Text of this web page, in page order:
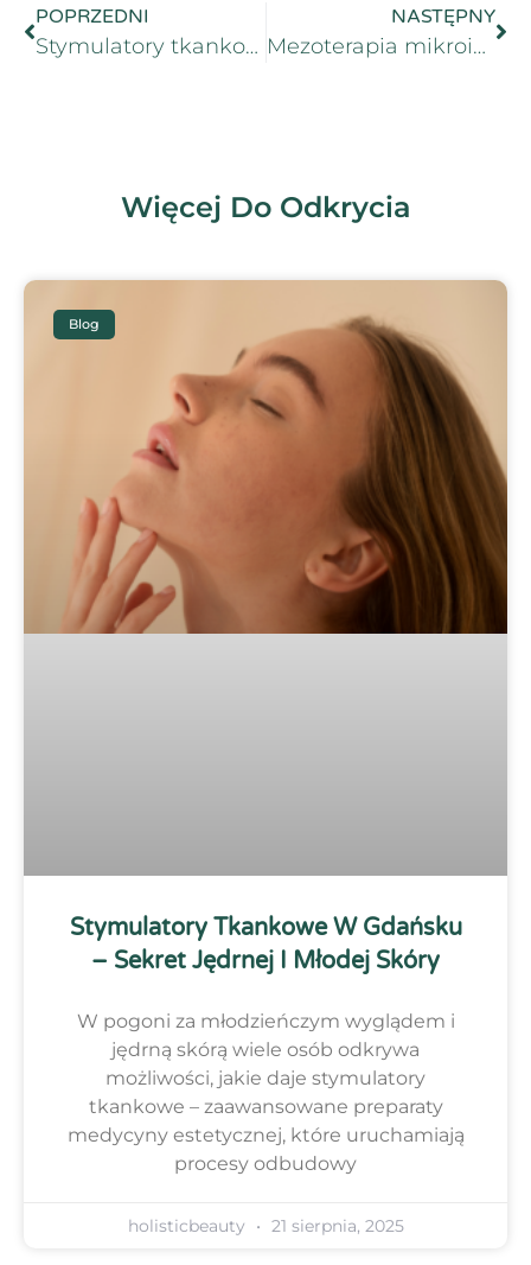
POPRZEDNI
Stymulatory tkankowe vs kwas hialuronowy – co wybrać do odmładzania skóry?
NASTĘPNY
Mezoterapia mikroigłowa na szyję i dekolt – czy warto?
Więcej Do Odkrycia
Blog
Stymulatory Tkankowe W Gdańsku
– Sekret Jędrnej I Młodej Skóry
W pogoni za młodzieńczym wyglądem i
jędrną skórą wiele osób odkrywa
możliwości, jakie daje stymulatory
tkankowe – zaawansowane preparaty
medycyny estetycznej, które uruchamiają
procesy odbudowy
holisticbeauty 21 sierpnia, 2025